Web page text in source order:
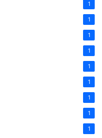
1
1
1
1
1
1
1
1
1